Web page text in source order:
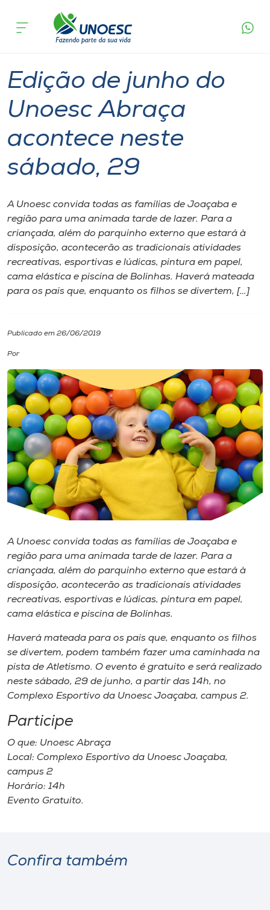
Cursos
Pesquisa
Atendimento ao Estudante
Portal de Ensino
A
Unoesc
Internacionalização
I.nova
Diplomados
Cultura
CPA
Biblioteca
Editora
Rádio
Museu
Unoesc
Store
Selecione
o idioma
A+
acontece
Edição de junho do
Unoesc Abraça
acontece neste
sábado, 29
A Unoesc convida todas as famílias de Joaçaba e
região para uma animada tarde de lazer. Para a
criançada, além do parquinho externo que estará à
disposição, acontecerão as tradicionais atividades
recreativas, esportivas e lúdicas, pintura em papel,
cama elástica e piscina de Bolinhas. Haverá mateada
para os pais que, enquanto os filhos se divertem, […]
Publicado em 26/06/2019
Por
A Unoesc convida todas as famílias de Joaçaba e
região para uma animada tarde de lazer. Para a
criançada, além do parquinho externo que estará à
disposição, acontecerão as tradicionais atividades
recreativas, esportivas e lúdicas, pintura em papel,
cama elástica e piscina de Bolinhas.
Haverá mateada para os pais que, enquanto os filhos
se divertem, podem também fazer uma caminhada na
pista de Atletismo. O evento é gratuito e será realizado
neste sábado, 29 de junho, a partir das 14h, no
Complexo Esportivo da Unoesc Joaçaba, campus 2.
Participe
O que: Unoesc Abraça
Local: Complexo Esportivo da Unoesc Joaçaba,
campus 2
Horário: 14h
Evento Gratuito.
Confira também